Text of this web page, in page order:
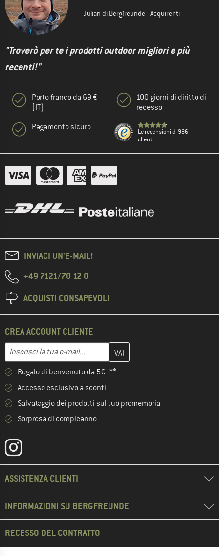
Julian di Bergfreunde - Acquirenti
"Troverò per te i prodotti outdoor migliori e più
recenti!"
Porto franco da 69 €
(IT)
Pagamento sicuro
100 giorni di diritto di
recesso
Le recensioni di 986
clienti
INVIACI UN'E-MAIL!
+49 7121/70 12 0
ACQUISTI CONSAPEVOLI
CREA ACCOUNT CLIENTE
Indirizzo e-mail
Inserisci qui il tuo indirizzo e-mail e crea il tuo account cliente
Regalo di benvenuto da 5€ **
Accesso esclusivo a sconti
Salvataggio dei prodotti sul tuo promemoria
Sorpresa di compleanno
ASSISTENZA CLIENTI
INFORMAZIONI SU BERGFREUNDE
RECESSO DEL CONTRATTO